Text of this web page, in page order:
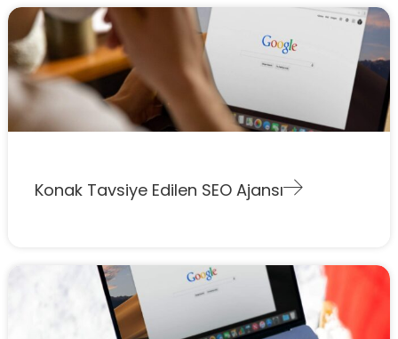
Konak Tavsiye Edilen SEO Ajansı